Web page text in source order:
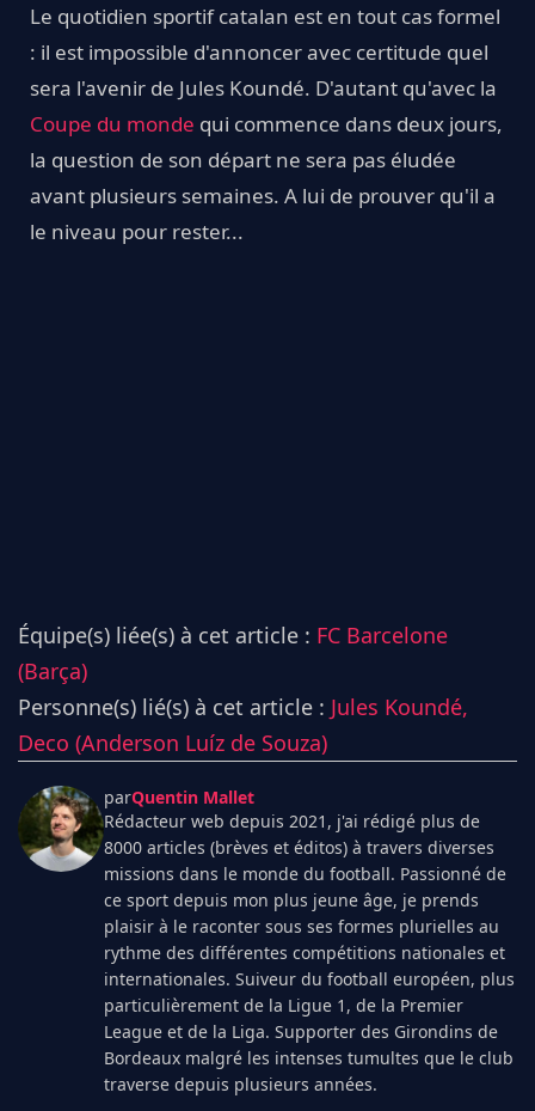
Le quotidien sportif catalan est en tout cas formel
: il est impossible d'annoncer avec certitude quel
sera l'avenir de Jules Koundé. D'autant qu'avec la
Coupe du monde qui commence dans deux jours,
la question de son départ ne sera pas éludée
avant plusieurs semaines. A lui de prouver qu'il a
le niveau pour rester...
Équipe(s) liée(s) à cet article : FC Barcelone
(Barça)
Personne(s) lié(s) à cet article : Jules Koundé,
Deco (Anderson Luíz de Souza)
parQuentin Mallet
Rédacteur web depuis 2021, j'ai rédigé plus de
8000 articles (brèves et éditos) à travers diverses
missions dans le monde du football. Passionné de
ce sport depuis mon plus jeune âge, je prends
plaisir à le raconter sous ses formes plurielles au
rythme des différentes compétitions nationales et
internationales. Suiveur du football européen, plus
particulièrement de la Ligue 1, de la Premier
League et de la Liga. Supporter des Girondins de
Bordeaux malgré les intenses tumultes que le club
traverse depuis plusieurs années.